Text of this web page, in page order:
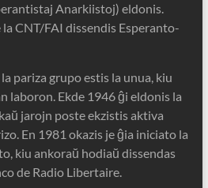
Anarkiistoj) eldonis.
CNT/FAI dissendis Esperanto-
pariza grupo estis la unua, kiu
laboron. Ekde 1946 ĝi eldonis la
jarojn poste ekzistis aktiva
En 1981 okazis je ĝia iniciato la
kiu ankoraŭ hodiaŭ dissendas
de Radio Libertaire.